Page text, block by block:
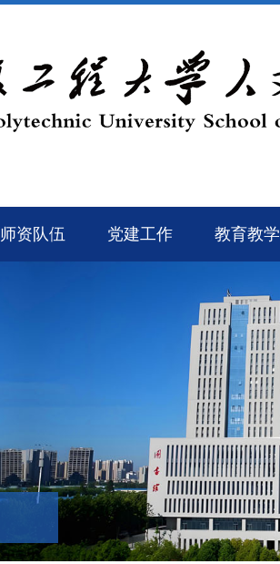
师资队伍 党建工作 教育教学